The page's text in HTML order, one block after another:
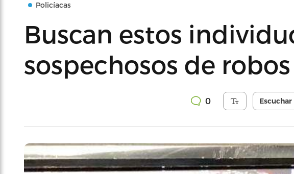
Policíacas
Buscan estos
sospechosos de robos
0 Escuchar